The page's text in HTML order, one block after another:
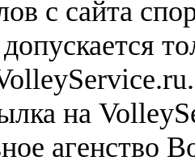
с сайта
на
агенство